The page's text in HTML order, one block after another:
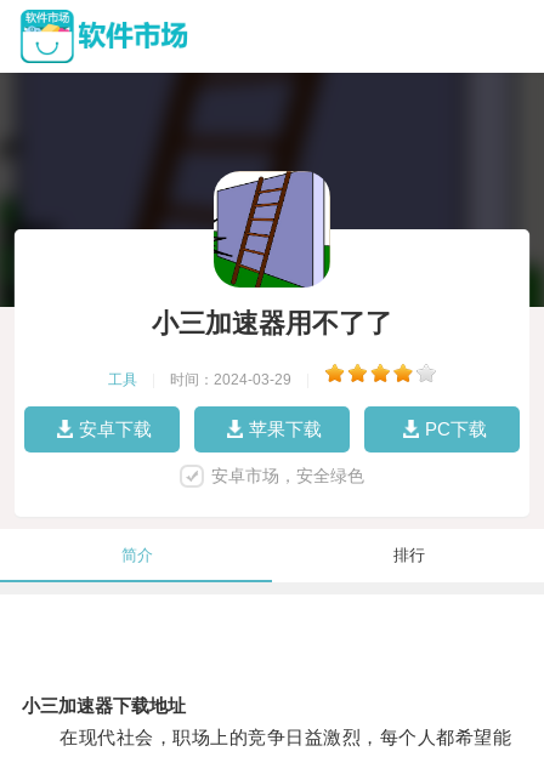
小三加速器用不了了
工具 时间：2024-03-29
安卓下载 苹果下载 PC下载
安卓市场，安全绿色
简介 排行
小三加速器下载地址
在现代社会，职场上的竞争日益激烈，每个人都希望能